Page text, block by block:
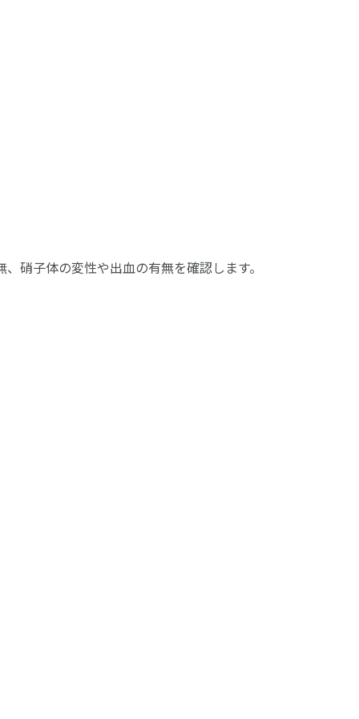
硝子体の変性や出血の有無を確認します。